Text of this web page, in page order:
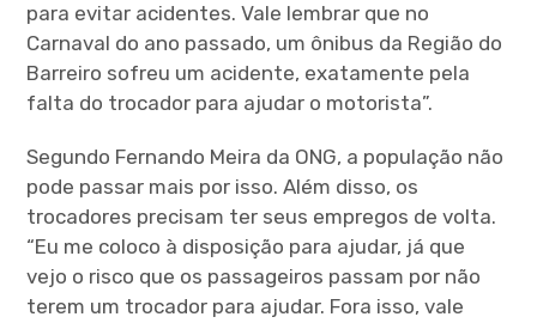
para evitar acidentes. Vale lembrar que no
Carnaval do ano passado, um ônibus da Região do
Barreiro sofreu um acidente, exatamente pela
falta do trocador para ajudar o motorista”.
Segundo Fernando Meira da ONG, a população não
pode passar mais por isso. Além disso, os
trocadores precisam ter seus empregos de volta.
“Eu me coloco à disposição para ajudar, já que
vejo o risco que os passageiros passam por não
terem um trocador para ajudar. Fora isso, vale